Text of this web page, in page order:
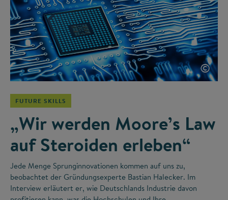
©
FUTURE SKILLS
„Wir werden Moore’s Law
auf Steroiden erleben“
Jede Menge Sprunginnovationen kommen auf uns zu,
beobachtet der Gründungsexperte Bastian Halecker. Im
Interview erläutert er, wie Deutschlands Industrie davon